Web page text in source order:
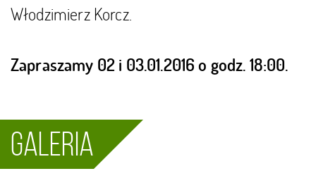
Włodzimierz Korcz.
Zapraszamy 02 i 03.01.2016 o godz. 18:00.
Galeria